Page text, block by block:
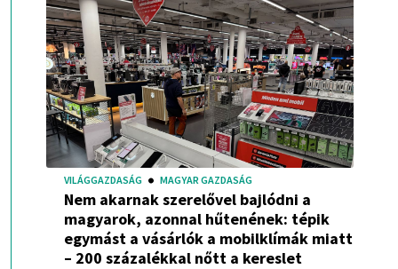
VILÁGGAZDASÁG MAGYAR GAZDASÁG
Nem akarnak szerelővel bajlódni a
magyarok, azonnal hűtenének: tépik
egymást a vásárlók a mobilklímák miatt
– 200 százalékkal nőtt a kereslet